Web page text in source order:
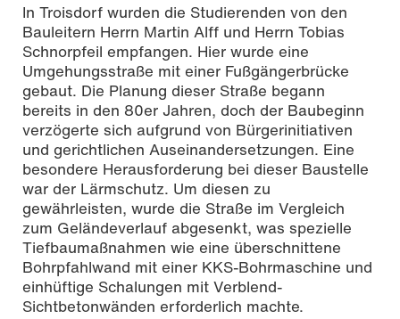
In Troisdorf wurden die Studierenden von den
Bauleitern Herrn Martin Alff und Herrn Tobias
Schnorpfeil empfangen. Hier wurde eine
Umgehungsstraße mit einer Fußgängerbrücke
gebaut. Die Planung dieser Straße begann
bereits in den 80er Jahren, doch der Baubeginn
verzögerte sich aufgrund von Bürgerinitiativen
und gerichtlichen Auseinandersetzungen. Eine
besondere Herausforderung bei dieser Baustelle
war der Lärmschutz. Um diesen zu
gewährleisten, wurde die Straße im Vergleich
zum Geländeverlauf abgesenkt, was spezielle
Tiefbaumaßnahmen wie eine überschnittene
Bohrpfahlwand mit einer KKS-Bohrmaschine und
einhüftige Schalungen mit Verblend-
Sichtbetonwänden erforderlich machte.